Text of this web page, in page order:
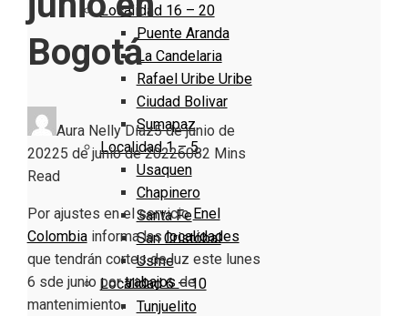
Localidad 16 – 20
Puente Aranda
La Candelaria
Rafael Uribe Uribe
Ciudad Bolivar
Sumapaz
Localidad 1 – 5
Usaquen
Chapinero
Santa Fe
San Cristóbal
Usme
Localidad 6 – 10
Tunjuelito
Bogotá
Aura Nelly Díaz5 de junio de
20225 de junio de 20226082 Mins
Read
Por ajustes en el servicioEnel
Colombiainforma laslocalidades
que tendrán cortes de luz este lunes
6 sde junio portrabajosde
mantenimiento.